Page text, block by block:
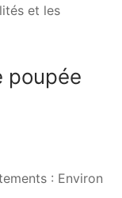
et les
poupée
: Environ